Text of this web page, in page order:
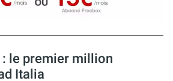
le premier million
Italia